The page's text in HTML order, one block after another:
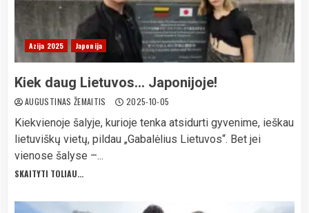
Azija 2025 Japonija
Kiek daug Lietuvos… Japonijoje!
AUGUSTINAS ŽEMAITIS 2025-10-05
Kiekvienoje šalyje, kurioje tenka atsidurti gyvenime, ieškau
lietuviškų vietų, pildau „Gabalėlius Lietuvos“. Bet jei
vienose šalyse –...
SKAITYTI TOLIAU...